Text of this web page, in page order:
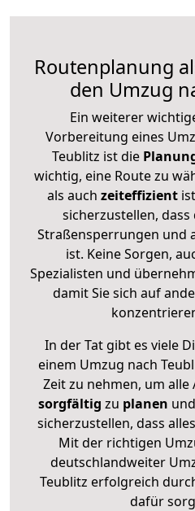
Routenplanung
den Umzug
Ein weiterer
Vorbereitung eines
Teublitz ist die
wichtig, eine Route zu
als auch zeiteffizient
sicherzustellen,
Straßensperrungen und
ist. Keine Sorgen,
Spezialisten und
damit Sie sich auf
In der Tat gibt es viele
einem Umzug nach
Zeit zu nehmen, um alle
sorgfältig zu planen
sicherzustellen, dass
Mit der richtigen
deutschlandweiter
Teublitz erfolgreich
dafür